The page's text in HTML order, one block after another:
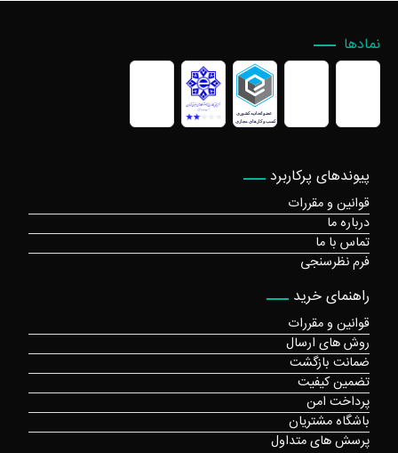
پیوندهای پرکاربرد
قوانین و مقررات
درباره ما
تماس با ما
فرم نظرسنجی
راهنمای خرید
قوانین و مقررات
روش های ارسال
ضمانت بازگشت
تضمین کیفیت
پرداخت امن
باشگاه مشتریان
پرسش های متداول
نمادها